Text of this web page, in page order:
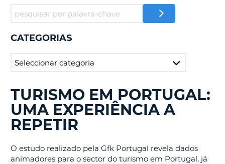
CONTA
A
PORTUGAL
CATEGORIAS
A
PROCURAR.........
TURISMO EM PORTUGAL:
UMA EXPERIÊNCIA A
REPETIR
O estudo realizado pela Gfk Portugal revela dados
animadores para o sector do turismo em Portugal, já